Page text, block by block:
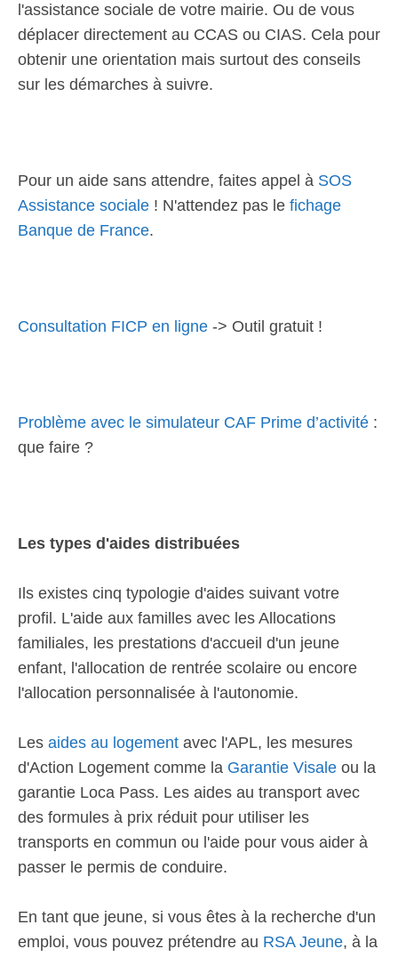
l'assistance sociale de votre mairie. Ou de vous
déplacer directement au CCAS ou CIAS. Cela pour
obtenir une orientation mais surtout des conseils
sur les démarches à suivre.
Pour un aide sans attendre, faites appel à SOS
Assistance sociale ! N'attendez pas le fichage
Banque de France.
Consultation FICP en ligne -> Outil gratuit !
Problème avec le simulateur CAF Prime d’activité :
que faire ?
Les types d'aides distribuées
Ils existes cinq typologie d'aides suivant votre
profil. L'aide aux familles avec les Allocations
familiales, les prestations d'accueil d'un jeune
enfant, l'allocation de rentrée scolaire ou encore
l'allocation personnalisée à l'autonomie.
Les aides au logement avec l'APL, les mesures
d'Action Logement comme la Garantie Visale ou la
garantie Loca Pass. Les aides au transport avec
des formules à prix réduit pour utiliser les
transports en commun ou l'aide pour vous aider à
passer le permis de conduire.
En tant que jeune, si vous êtes à la recherche d'un
emploi, vous pouvez prétendre au RSA Jeune, à la